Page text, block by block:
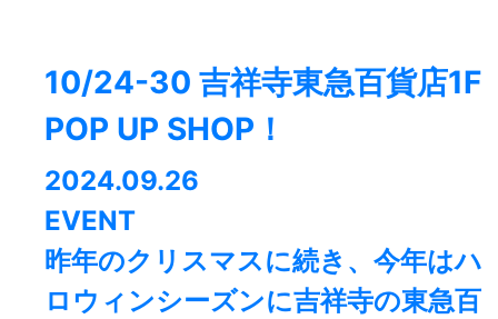
10/24-30 吉祥寺東急百貨店1F
POP UP SHOP！
2024.09.26
EVENT
昨年のクリスマスに続き、今年はハ
ロウィンシーズンに吉祥寺の東急百